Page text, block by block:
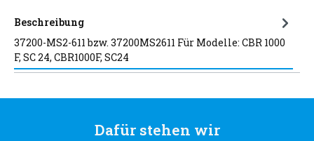
Beschreibung
37200-MS2-611 bzw. 37200MS2611 Für Modelle: CBR 1000
F, SC 24, CBR1000F, SC24
Dafür stehen wir